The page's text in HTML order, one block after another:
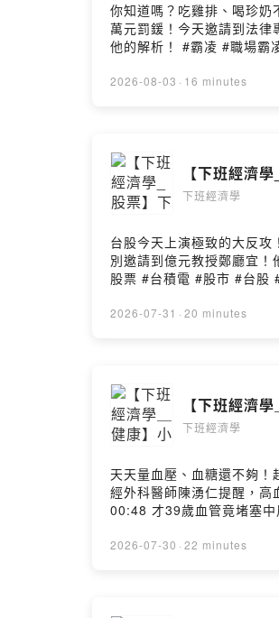
你知道嗎？吃雞排、喝珍
萬元罰鍰！今天邀請到法
他的解析！ #霸凌 #職場霸凌 #職安法 #公然侮辱 #企業霸凌 影音版本：https://youtu.be/va7l2sValbA 加入會員觀看影片完整版🤩：https://youtu.be/7o9q-zi_tHs
2026-08-03 · 16 minutes
【下班經濟
下班經濟學
台股今天上演極致的大反
別邀請到億元教授鄭廳宜
股票 #台積電 #股市 #台股 #AI 加入YT會員專區觀看影片完整版🤩👉https://youtu.be/NgR6XSh_ysI 影音版本：https://youtu.be/
2026-07-31 · 20 minutes
【下班經濟
下班經濟學
天天量血壓、血糖還不夠
經外科醫師陳湧仁提醒，高血脂不
00:48 才39歲血管竟堵塞
18:30 代謝BMI超標恐腦發炎？再曝瘦瘦針暗藏危機！ 居家血脂檢測機 🩸 3分鐘4
2026-07-30 · 22 minutes